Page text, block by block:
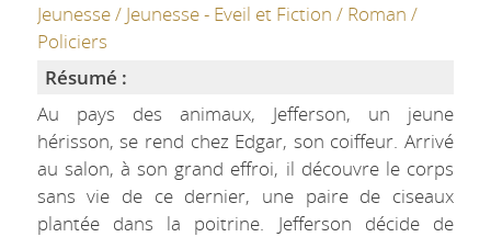
Jeunesse / Jeunesse - Eveil et Fiction / Roman /
Policiers
Résumé :
Au pays des animaux, Jefferson, un jeune
hérisson, se rend chez Edgar, son coiffeur. Arrivé
au salon, à son grand effroi, il découvre le corps
sans vie de ce dernier, une paire de ciseaux
plantée dans la poitrine. Jefferson décide de